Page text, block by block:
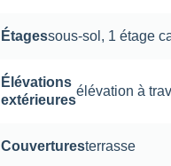
Étagessous-sol , 1 étage
Élévations
extérieures
élévation à
Couverturesterrasse